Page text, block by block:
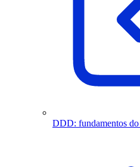
DDD: fundamentos